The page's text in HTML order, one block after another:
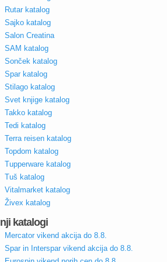
Rutar katalog
Sajko katalog
Salon Creatina
SAM katalog
Sonček katalog
Spar katalog
Stilago katalog
Svet knjige katalog
Takko katalog
Tedi katalog
Terra reisen katalog
Topdom katalog
Tupperware katalog
Tuš katalog
Vitalmarket katalog
Živex katalog
katalogi
Mercator vikend akcija do 8.8.
Spar in Interspar vikend akcija do 8.8.